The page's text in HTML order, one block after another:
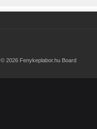
© 2026 Fenykeplabor.hu Board